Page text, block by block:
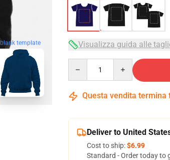
blank template Visualizza guida alle
Questa vendita termina
Deliver to United
Cost to ship:$6.99
Standard - Order today to